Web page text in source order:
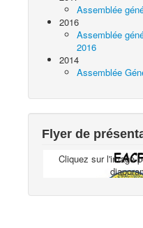
Assemblée
2016
Assemblée
2016
2014
Assemblée
Flyer de
Cliquez sur l'image